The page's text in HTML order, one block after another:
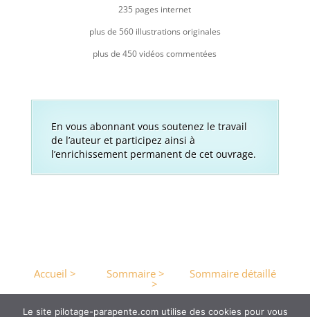
235 pages internet
plus de 560 illustrations originales
plus de 450 vidéos commentées
En vous abonnant vous soutenez le travail
de l’auteur et participez ainsi à
l’enrichissement permanent de cet ouvrage.
Accueil > Sommaire > Sommaire détaillé
>
Le site pilotage-parapente.com utilise des cookies pour vous